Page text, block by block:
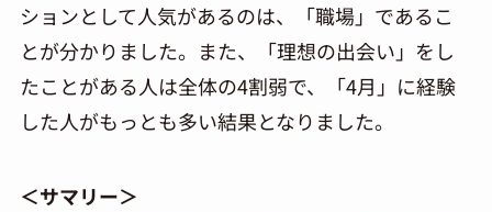
ションとして人気があるのは、「職場」であるこ
とが分かりました。また、「理想の出会い」をし
たことがある人は全体の4割弱で、「4月」に経験
した人がもっとも多い結果となりました。
＜サマリー＞